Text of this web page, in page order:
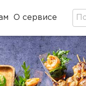
О сервисе